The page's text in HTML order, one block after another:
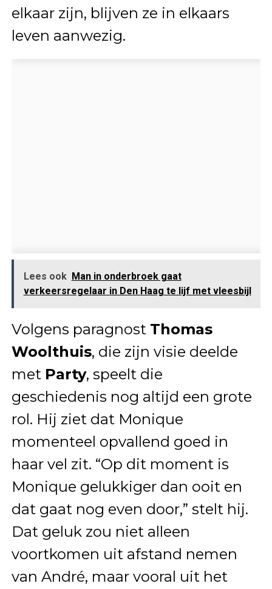
elkaar zijn, blijven ze in elkaars
leven aanwezig.
Lees ook Man in onderbroek gaat
verkeersregelaar in Den Haag te lijf met vleesbijl
Volgens paragnost Thomas
Woolthuis, die zijn visie deelde
met Party, speelt die
geschiedenis nog altijd een grote
rol. Hij ziet dat Monique
momenteel opvallend goed in
haar vel zit. “Op dit moment is
Monique gelukkiger dan ooit en
dat gaat nog even door,” stelt hij.
Dat geluk zou niet alleen
voortkomen uit afstand nemen
van André, maar vooral uit het